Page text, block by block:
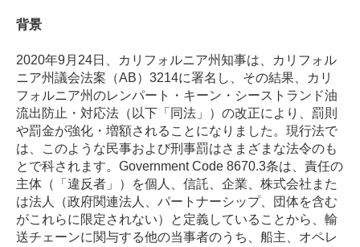
背景
2020年9月 24日、カリフォルニア州知事は、カリフォル
ニア州議会法案（AB） 3214に署名し、その結果、カリ
フォルニア州のレンパート・キーン・シーストランド油
流出防止・対応法（以下「同法」）の改正により、罰則
や罰金が強化・増額されることになりました。現行法で
は、このような民事および刑事罰はさまざまな法令のも
とで科されます。 Government Code 8670.3条は、責任の
主体（「違反者」）を個人、信託、企業、株式会社また
は法人（政府関連法人、パートナーシップ、団体を含む
がこれらに限定されない）と定義していることから、輸
送チェーンに関与する他の当事者のうち、船主、オペレ